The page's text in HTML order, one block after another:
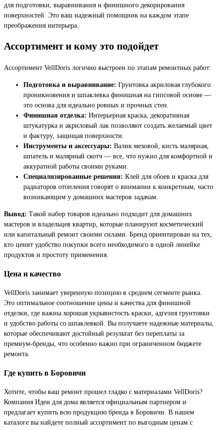
для подготовки, выравнивания и финишного декорирования
поверхностей. Это ваш надежный помощник на каждом этапе
преображения интерьера.
Ассортимент и кому это подойдет
Ассортимент VellDoris логично выстроен по этапам ремонтных работ:
Подготовка и выравнивание: Грунтовка акриловая глубокого
проникновения и шпаклевка финишная на гипсовой основе —
это основа для идеально ровных и прочных стен.
Финишная отделка: Интерьерная краска, декоративная
штукатурка и акриловый лак позволяют создать желаемый цвет
и фактуру, защищая поверхности.
Инструменты и аксессуары: Валик меховой, кисть малярная,
шпатель и малярный скотч — все, что нужно для комфортной и
аккуратной работы своими руками.
Специализированные решения: Клей для обоев и краска для
радиаторов отопления говорят о внимании к конкретным, часто
возникающим у домашних мастеров задачам.
Вывод: Такой набор товаров идеально подходит для домашних
мастеров и владельцев квартир, которые планируют косметический
или капитальный ремонт своими силами. Бренд ориентирован на тех,
кто ценит удобство покупки всего необходимого в одной линейке
продуктов и простоту применения.
Цена и качество
VellDoris занимает уверенную позицию в среднем сегменте рынка.
Это оптимальное соотношение цены и качества для финишной
отделки, где важны хорошая укрывистость краски, адгезия грунтовки
и удобство работы со шпаклевкой. Вы получаете надежные материалы,
которые обеспечивают достойный результат без переплаты за
премиум-бренды, что особенно важно при ограниченном бюджете
ремонта.
Где купить в Боровичи
Хотите, чтобы ваш ремонт прошел гладко с материалами VellDoris?
Компания Идеи для дома является официальным партнером и
предлагает купить всю продукцию бренда в Боровичи. В нашем
каталоге вы найдете полный ассортимент по выгодным ценам с